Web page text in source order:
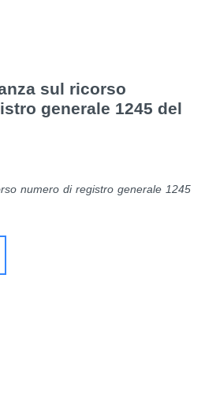
sul ricorso
generale 1245 del
numero di registro generale 1245